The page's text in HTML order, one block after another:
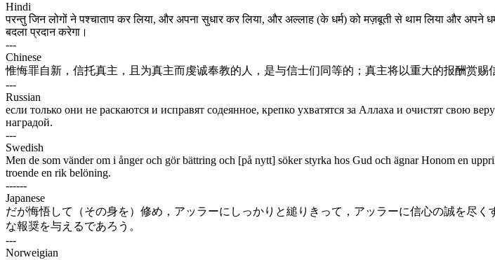
Hindi
परन्तु जिन लोगों ने पश्चाताप कर लिया, और अपना सुधार कर लिया, और अल्लाह (के धर्म) को मज़बूती से थाम लिया और अपने
बदला प्रदान करेगा।
---
Chinese
惟悔罪自新，信托真主，且为真主而虔诚奉教的人，是与信士们同等的；真主将以重大的报酬赏赐
---
Russian
если только они не раскаются и исправят содеянное, крепко ухватятся за Аллаха и очистят
наградой.
---
Swedish
Men de som vänder om i ånger och gör bättring och [på nytt] söker styrka hos Gud och ägnar Honom en
troende en rik belöning.
------
Japanese
だが悔悟して（その身を）修め，アッラーにしっかりと縋りきって，アッラーに信心の誠を尽
な報奨を与えるであろう。
---
Norweigian